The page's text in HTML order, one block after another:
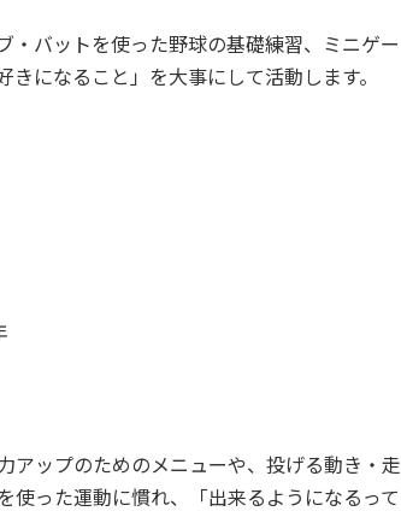
・バットを使った野球の基礎練習、ミニゲー
になること」を大事にして活動します。
アップのためのメニューや、投げる動き・走
使った運動に慣れ、「出来るようになるって